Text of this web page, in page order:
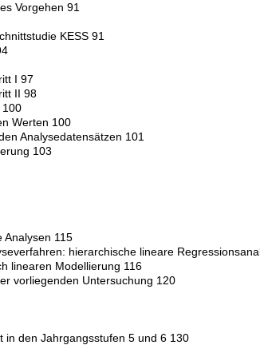
Vorgehen 91
KESS 91
I 97
II 98
100
Werten 100
Analysedatensätzen 101
103
Analysen 115
hierarchische lineare
linearen Modellierung 116
vorliegenden Untersuchung 120
in den Jahrgangsstufen 5 und 6 130